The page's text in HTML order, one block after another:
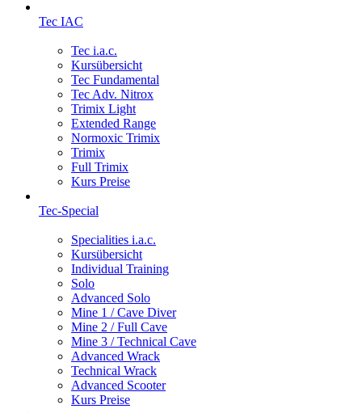
Tec IAC
Tec i.a.c.
Kursübersicht
Tec Fundamental
Tec Adv. Nitrox
Trimix Light
Extended Range
Normoxic Trimix
Trimix
Full Trimix
Kurs Preise
Tec-Special
Specialities i.a.c.
Kursübersicht
Individual Training
Solo
Advanced Solo
Mine 1 / Cave Diver
Mine 2 / Full Cave
Mine 3 / Technical Cave
Advanced Wrack
Technical Wrack
Advanced Scooter
Kurs Preise